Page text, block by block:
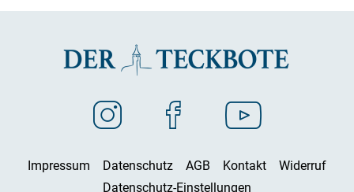
Impressum Datenschutz AGB Kontakt
Widerruf
Datenschutz-Einstellungen